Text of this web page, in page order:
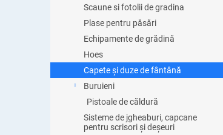
Scaune si fotolii de gradina
Plase pentru păsări
Echipamente de grădină
Hoes
Capete și duze de fântână
Buruieni
Pistoale de căldură
Sisteme de jgheaburi, capcane
pentru scrisori și deșeuri